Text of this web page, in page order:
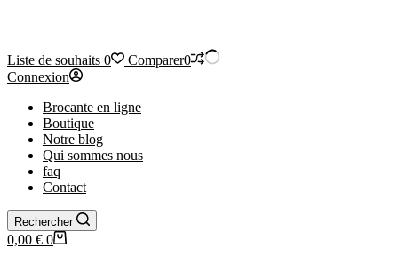
Liste de souhaits 0 Comparer0
Connexion
Brocante en ligne
Boutique
Notre blog
Qui sommes nous
faq
Contact
Rechercher
Panier
0,00 € 0